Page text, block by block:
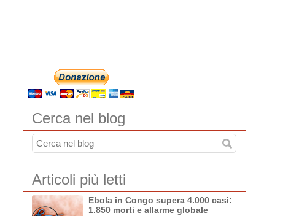
Cerca nel blog
Articoli più letti
Ebola in Congo supera 4.000 casi:
1.850 morti e allarme globale